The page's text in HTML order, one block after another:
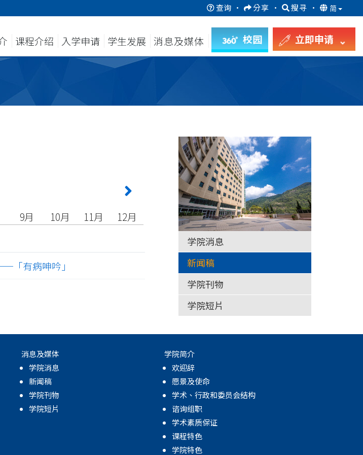
查询 · 分享 · 搜寻 · 简
课程介绍 入学申请 学生发展 消息及媒体 校园 立即申请
9月 10月 11月
12月
「有病呻吟」
学院消息
新闻稿
学院刊物
学院短片
消息及媒体
学院消息
新闻稿
学院刊物
学院短片
学院简介
欢迎辞
愿景及使命
学术、行政和委员会结构
谘询组职
学术素质保证
课程特色
学院特色